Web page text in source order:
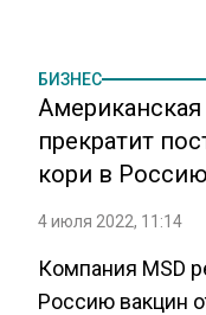
БИЗНЕС
прекратит
кори в Россию
4 июля 2022, 11:14
Компания MSD
Россию вакцин